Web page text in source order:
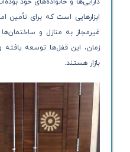
ابزارهایی است که برای تأمین
غیرمجاز به منازل و
زمان، این قفل‌ها توسعه یافته
بازار هستند.